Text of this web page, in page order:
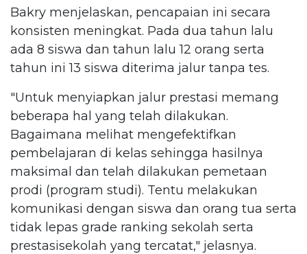
Bakry menjelaskan, pencapaian ini secara
konsisten meningkat. Pada dua tahun lalu
ada 8 siswa dan tahun lalu 12 orang serta
tahun ini 13 siswa diterima jalur tanpa tes.
"Untuk menyiapkan jalur prestasi memang
beberapa hal yang telah dilakukan.
Bagaimana melihat mengefektifkan
pembelajaran di kelas sehingga hasilnya
maksimal dan telah dilakukan pemetaan
prodi (program studi). Tentu melakukan
komunikasi dengan siswa dan orang tua serta
tidak lepas grade ranking sekolah serta
prestasisekolah yang tercatat," jelasnya.